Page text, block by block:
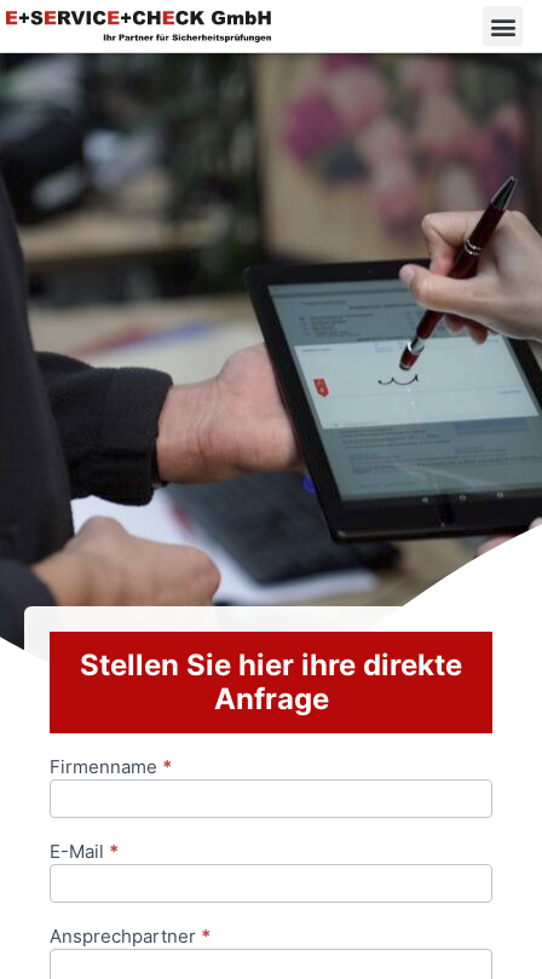
Stellen Sie hier ihre direkte
Anfrage
Anfrageformular
Firmenname *
E-Mail *
Ansprechpartner *